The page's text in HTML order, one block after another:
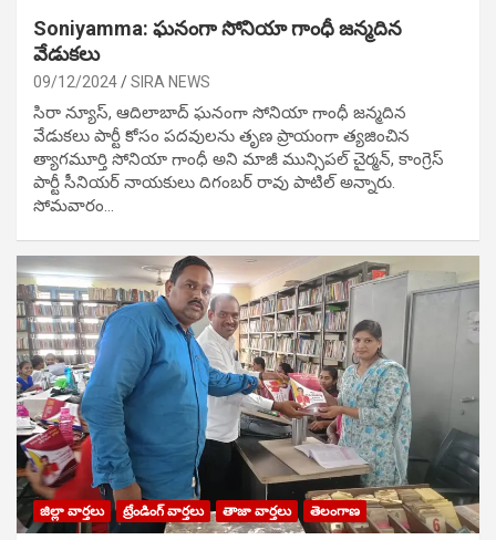
Soniyamma: ఘ‌నంగా సోనియా గాంధీ జ‌న్మ‌దిన
వేడుక‌లు
09/12/2024 SIRA NEWS
సిరా న్యూస్, ఆదిలాబాద్ ఘ‌నంగా సోనియా గాంధీ జ‌న్మ‌దిన
వేడుక‌లు పార్టీ కోసం ప‌ద‌వుల‌ను తృణ ప్రాయంగా త్య‌జించిన
త్యాగమూర్తి సోనియా గాంధీ అని మాజీ మున్సిప‌ల్ చైర్మ‌న్, కాంగ్రెస్
పార్టీ సీనియ‌ర్ నాయ‌కులు దిగంబ‌ర్ రావు పాటిల్ అన్నారు.
సోమవారం…
జిల్లా వార్తలు ట్రేండింగ్ వార్తలు తాజా వార్తలు తెలంగాణ